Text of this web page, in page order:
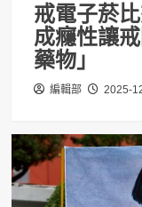
戒電子菸
成癮性讓
藥物」
編輯部 2025-